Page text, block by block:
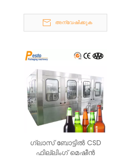
മെഷീൻ
അന്വേഷിക്കുക
ഗ്ലാസ് ബോട്ടിൽ CSD
ഫില്ലിംഗ് മെഷീൻ